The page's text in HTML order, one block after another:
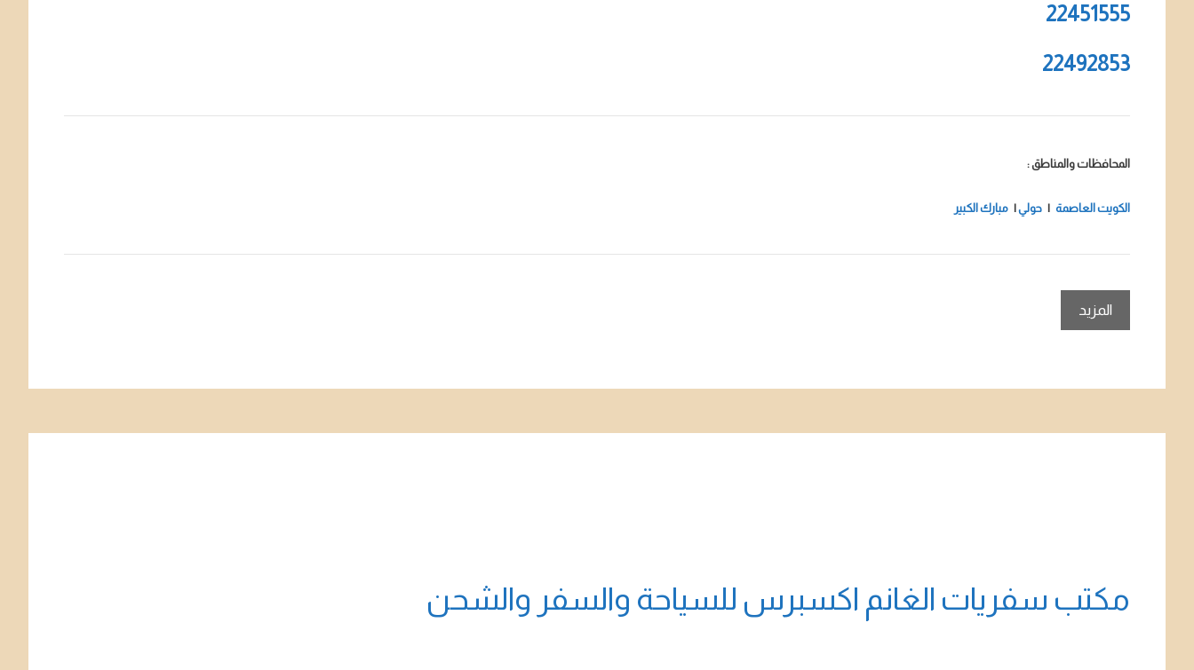
22451555
22492853
المحافظات والمناطق :
الكويت العاصمة | حولي| مبارك الكبير
المزيد
مكتب سفريات الغانم اكسبرس للسياحة والسفر والشحن